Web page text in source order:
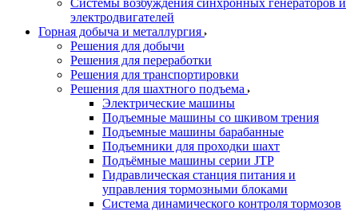
Системы возбуждения синхронных генераторов и
электродвигателей
Горная добыча и металлургия
Решения для добычи
Решения для переработки
Решения для транспортировки
Решения для шахтного подъема
Электрические машины
Подъемные машины со шкивом трения
Подъемные машины барабанные
Подъемники для проходки шахт
Подъёмные машины серии JTP
Гидравлическая станция питания и
управления тормозными блоками
Система динамического контроля тормозов